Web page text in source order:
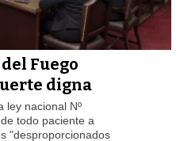
Fuego
digna
ley nacional Nº
todo paciente a
"desproporcionados